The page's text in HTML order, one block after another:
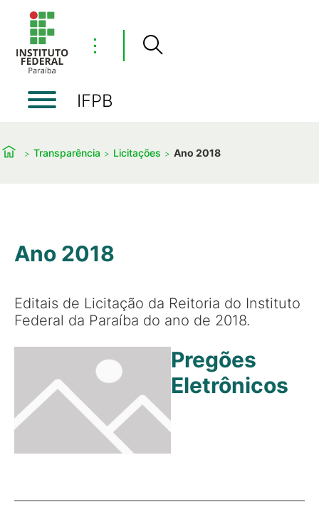
⋮
IFPB
Transparência Licitações Ano 2018
Ano 2018
Editais de Licitação da Reitoria do Instituto
Federal da Paraíba do ano de 2018.
Pregões
Eletrônicos